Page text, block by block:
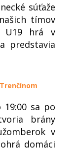
súťaže
tímov
U19 hrá v
predstavia
sa po
brány
v
domáci